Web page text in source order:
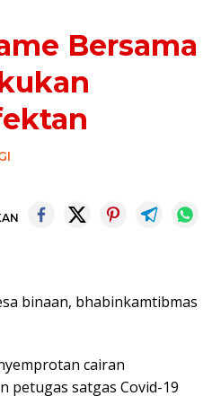
Bersama
binaan, bhabinkamtibmas
cairan
petugas satgas Covid-19